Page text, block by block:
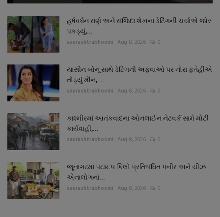
હર્ષવર્ધન રાણે અને સંજિદા શેખના ડેટિંગની ચર્ચાએ જોર
પકડ્યું,...
saurashtrabhoomi Aug 8, 2026 0
યાસીન બોનૂ સાથે ડેટિંગની અફવાઓ પર નોરા ફતેહીએ
તોડ્યું મૌન,...
saurashtrabhoomi Aug 8, 2026 0
કાશ્મીરમાં આતંકવાદના ઓનલાઈન નેટવર્ક સામે મોટી
કાર્યવાહી,...
saurashtrabhoomi Aug 8, 2026 0
જૂનાગઢમાં ૫૮૪.૫ કિલો પ્રતિબંધિત પનીર અને ચીઝ
એનાલોગનાં...
saurashtrabhoomi Aug 8, 2026 0